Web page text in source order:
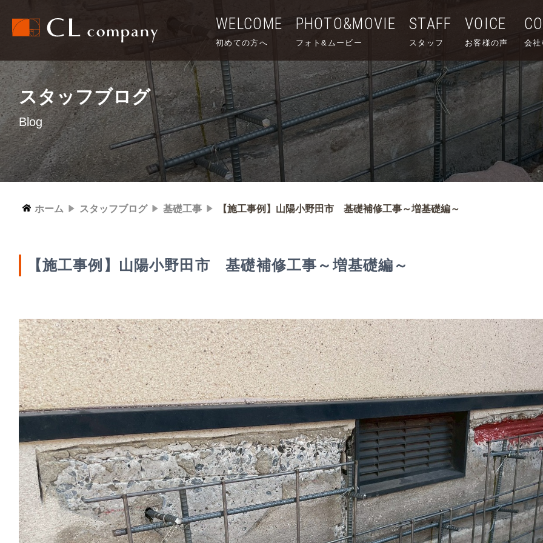
WELCOME
初めての方へ
PHOTO&MOVIE
フォト&ムービー
STAFF
スタッフ
VOICE
お客様の声 会
スタッフブログ
Blog
ホーム スタッフブログ 基礎工事 【施工事例】山陽小野田市 基礎補修工事～増基礎編～
【施工事例】山陽小野田市 基礎補修工事～増基礎編～